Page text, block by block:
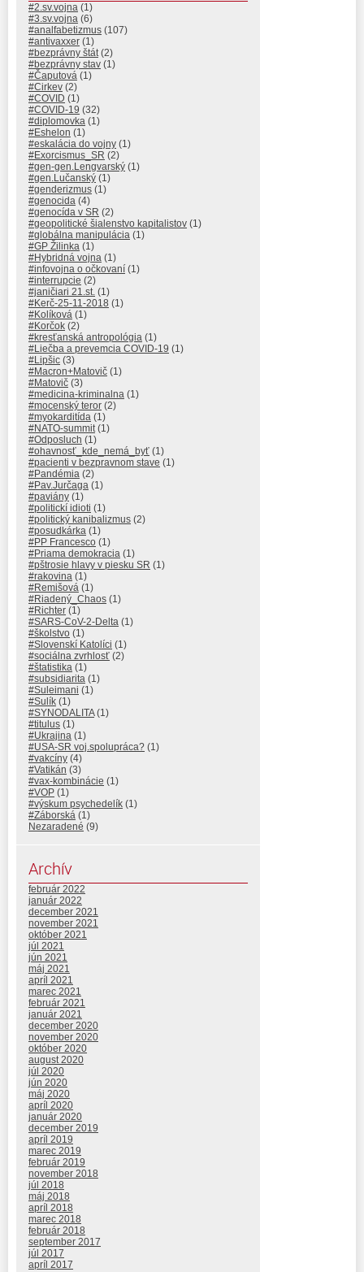
#2.sv.vojna (1)
#3.sv.vojna (6)
#analfabetizmus (107)
#antivaxxer (1)
#bezprávny štát (2)
#bezprávny stav (1)
#Čaputová (1)
#Cirkev (2)
#COVID (1)
#COVID-19 (32)
#diplomovka (1)
#Eshelon (1)
#eskalácia do vojny (1)
#Exorcismus_SR (2)
#gen-gen.Lengvarský (1)
#gen.Lučanský (1)
#genderizmus (1)
#genocida (4)
#genocída v SR (2)
#geopolitické šialenstvo kapitalistov (1)
#globálna manipulácia (1)
#GP Žilinka (1)
#Hybridná vojna (1)
#infovojna o očkovaní (1)
#interrupcie (2)
#janičiari 21.st. (1)
#Kerč-25-11-2018 (1)
#Kolíková (1)
#Korčok (2)
#kresťanská antropológia (1)
#Liečba a prevemcia COVID-19 (1)
#Lipšic (3)
#Macron+Matovič (1)
#Matovič (3)
#medicina-kriminalna (1)
#mocenský teror (2)
#myokarditída (1)
#NATO-summit (1)
#Odposluch (1)
#ohavnosť_kde_nemá_byť (1)
#pacienti v bezpravnom stave (1)
#Pandémia (2)
#Pav.Jurčaga (1)
#paviány (1)
#politickí idioti (1)
#politický kanibalizmus (2)
#posudkárka (1)
#PP Francesco (1)
#Priama demokracia (1)
#pštrosie hlavy v piesku SR (1)
#rakovina (1)
#Remišová (1)
#Riadený_Chaos (1)
#Richter (1)
#SARS-CoV-2-Delta (1)
#školstvo (1)
#Slovenskí Katolíci (1)
#sociálna zvrhlosť (2)
#štatistika (1)
#subsidiarita (1)
#Suleimani (1)
#Sulík (1)
#SYNODALITA(1)
#titulus (1)
#Ukrajina (1)
#USA-SR voj.spolupráca? (1)
#vakcíny (4)
#Vatikán (3)
#vax-kombinácie (1)
#VOP (1)
#výskum psychedelík (1)
#Záborská (1)
Nezaradené (9)
Archív
február 2022
január 2022
december 2021
november 2021
október 2021
júl 2021
jún 2021
máj 2021
apríl 2021
marec 2021
február 2021
január 2021
december 2020
november 2020
október 2020
august 2020
júl 2020
jún 2020
máj 2020
apríl 2020
január 2020
december 2019
apríl 2019
marec 2019
február 2019
november 2018
júl 2018
máj 2018
apríl 2018
marec 2018
február 2018
september 2017
júl 2017
apríl 2017